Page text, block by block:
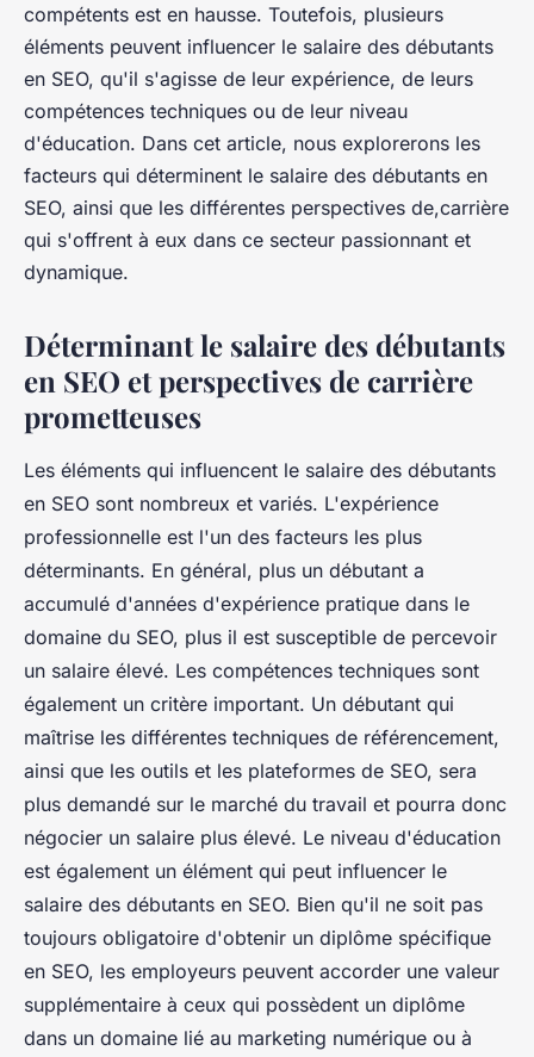
compétents est en hausse. Toutefois, plusieurs
éléments peuvent influencer le salaire des débutants
en SEO, qu'il s'agisse de leur expérience, de leurs
compétences techniques ou de leur niveau
d'éducation. Dans cet article, nous explorerons les
facteurs qui déterminent le salaire des débutants en
SEO, ainsi que les différentes perspectives de,carrière
qui s'offrent à eux dans ce secteur passionnant et
dynamique.
Déterminant le salaire des débutants
en SEO et perspectives de carrière
prometteuses
Les éléments qui influencent le salaire des débutants
en SEO sont nombreux et variés. L'expérience
professionnelle est l'un des facteurs les plus
déterminants. En général, plus un débutant a
accumulé d'années d'expérience pratique dans le
domaine du SEO, plus il est susceptible de percevoir
un salaire élevé. Les compétences techniques sont
également un critère important. Un débutant qui
maîtrise les différentes techniques de référencement,
ainsi que les outils et les plateformes de SEO, sera
plus demandé sur le marché du travail et pourra donc
négocier un salaire plus élevé. Le niveau d'éducation
est également un élément qui peut influencer le
salaire des débutants en SEO. Bien qu'il ne soit pas
toujours obligatoire d'obtenir un diplôme spécifique
en SEO, les employeurs peuvent accorder une valeur
supplémentaire à ceux qui possèdent un diplôme
dans un domaine lié au marketing numérique ou à